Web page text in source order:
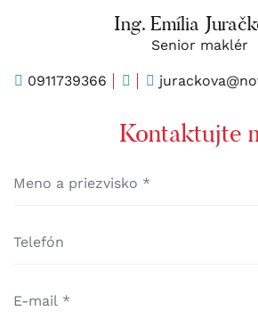
Ing. Emília
Senior maklér
0911739366
Kontaktujte